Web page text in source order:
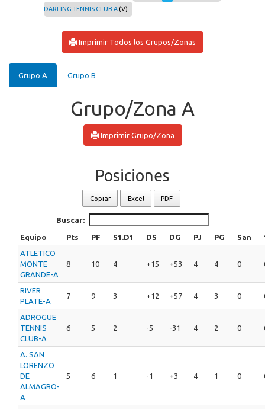
DARLING TENNIS CLUB-A (V)
Imprimir Todos los Grupos/Zonas
Grupo A Grupo B
Grupo/Zona A
Imprimir Grupo/Zona
Posiciones
Copiar Excel PDF
Buscar:
Equipo Pts PF S1.D1 DS DG PJ PG San
ATLETICO
MONTE
GRANDE-A
8 10 4 +15 +53 4 4 0
RIVER
PLATE-A
7 9 3 +12 +57 4 3 0
ADROGUE
TENNIS
CLUB-A
6 5 2 -5 -31 4 2 0
A. SAN
LORENZO
DE
ALMAGRO-
A
5 6 1 -1 +3 4 1 0